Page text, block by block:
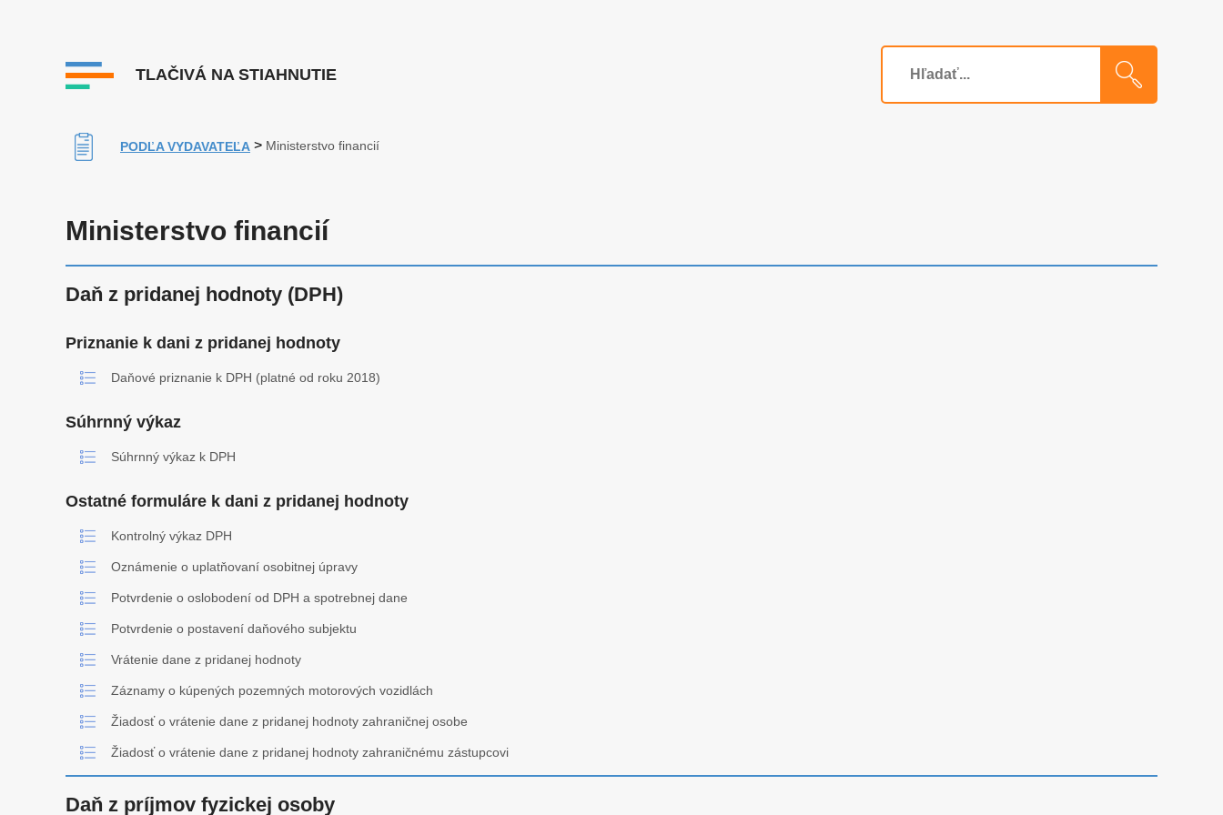
TLAČIVÁ NA STIAHNUTIE
PODĽA VYDAVATEĽA > Ministerstvo financií
Ministerstvo financií
Daň z pridanej hodnoty (DPH)
Priznanie k dani z pridanej hodnoty
Daňové priznanie k DPH (platné od roku 2018)
Súhrnný výkaz
Súhrnný výkaz k DPH
Ostatné formuláre k dani z pridanej hodnoty
Kontrolný výkaz DPH
Oznámenie o uplatňovaní osobitnej úpravy
Potvrdenie o oslobodení od DPH a spotrebnej dane
Potvrdenie o postavení daňového subjektu
Vrátenie dane z pridanej hodnoty
Záznamy o kúpených pozemných motorových vozidlách
Žiadosť o vrátenie dane z pridanej hodnoty zahraničnej osobe
Žiadosť o vrátenie dane z pridanej hodnoty zahraničnému zástupcovi
Daň z príjmov fyzickej osoby